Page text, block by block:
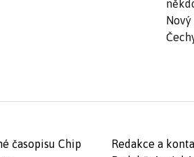
časopisu Chip
Redakce a